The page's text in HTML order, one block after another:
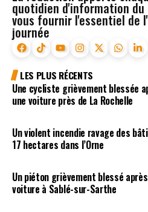
quotidien d'information du
vous fournir l'essentiel de
journée
LES PLUS RÉCENTS
Une cycliste grièvement blessée
une voiture près de La Rochelle
Un violent incendie ravage des
17 hectares dans l’Orne
Un piéton grièvement blessé
voiture à Sablé-sur-Sarthe